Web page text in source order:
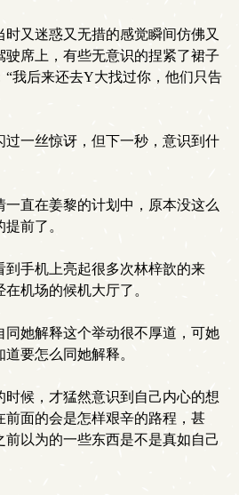
又迷惑又无措的感觉瞬间仿佛又
驶席上，有些无意识的捏紧了裙子
“我后来还去Y大找过你，他们只告
一丝惊讶，但下一秒，意识到什
直在姜黎的计划中，原本没这么
前了。
手机上亮起很多次林梓歆的来
机场的候机大厅了。
她解释这个举动很不厚道，可她
要怎么同她解释。
候，才猛然意识到自己内心的想
前面的会是怎样艰辛的路程，甚
以为的一些东西是不是真如自己